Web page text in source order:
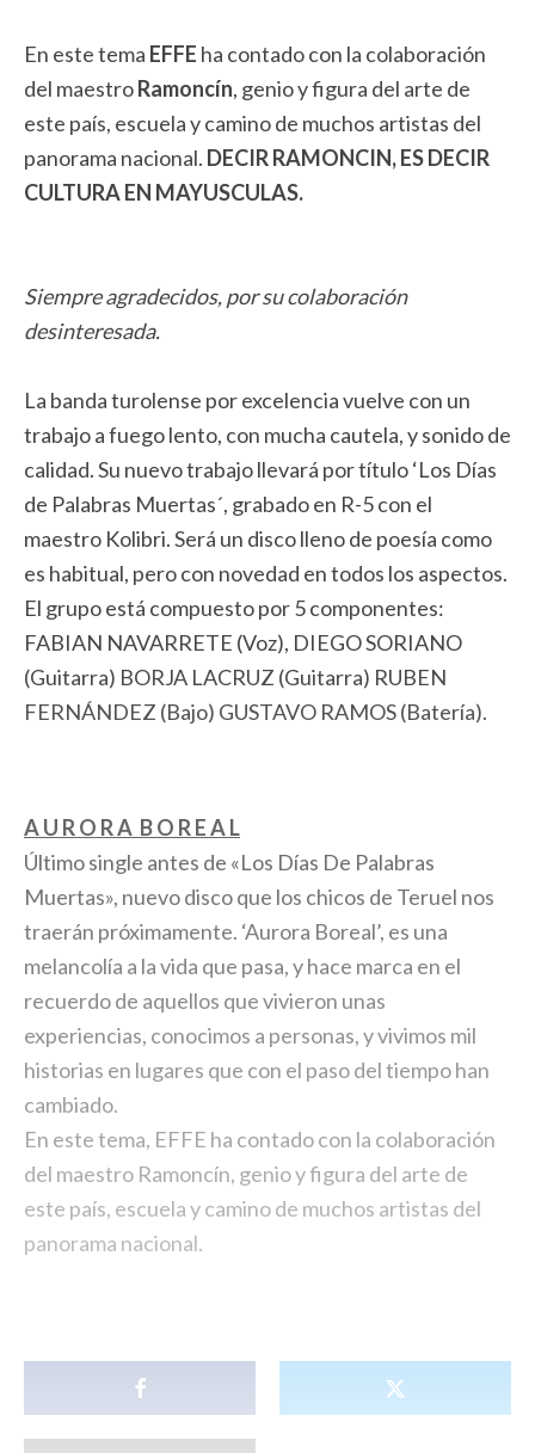
En este tema EFFE ha contado con la colaboración
del maestroRamoncín, genio y figura del arte de
este país, escuela y camino de muchos artistas del
panorama nacional. DECIR RAMONCIN, ES DECIR
CULTURA EN MAYUSCULAS.
Siempre agradecidos, por su colaboración
desinteresada.
La banda turolense por excelencia vuelve con un
trabajo a fuego lento, con mucha cautela, y sonido de
calidad. Su nuevo trabajo llevará por título ‘Los Días
de Palabras Muertas´, grabado en R-5 con el
maestro Kolibri. Será un disco lleno de poesía como
es habitual, pero con novedad en todos los aspectos.
El grupo está compuesto por 5 componentes:
FABIAN NAVARRETE (Voz), DIEGO SORIANO
(Guitarra) BORJA LACRUZ (Guitarra) RUBEN
FERNÁNDEZ (Bajo) GUSTAVO RAMOS (Batería).
A U R O R A B O R E A L
Último single antes de «Los Días De Palabras
Muertas», nuevo disco que los chicos de Teruel nos
traerán próximamente. ‘Aurora Boreal’, es una
melancolía a la vida que pasa, y hace marca en el
recuerdo de aquellos que vivieron unas
experiencias, conocimos a personas, y vivimos mil
historias en lugares que con el paso del tiempo han
cambiado.
En este tema, EFFE ha contado con la colaboración
del maestro Ramoncín, genio y figura del arte de
este país, escuela y camino de muchos artistas del
panorama nacional.